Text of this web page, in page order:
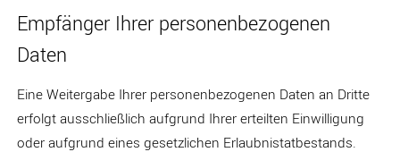
Empfänger Ihrer personenbezogenen
Daten
Eine Weitergabe Ihrer personenbezogenen Daten an Dritte
erfolgt ausschließlich aufgrund Ihrer erteilten Einwilligung
oder aufgrund eines gesetzlichen Erlaubnistatbestands.